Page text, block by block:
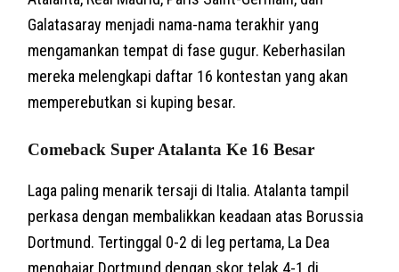
Galatasaray menjadi nama-nama terakhir yang
mengamankan tempat di fase gugur. Keberhasilan
mereka melengkapi daftar 16 kontestan yang akan
memperebutkan si kuping besar.
Comeback Super Atalanta Ke 16 Besar
Laga paling menarik tersaji di Italia. Atalanta tampil
perkasa dengan membalikkan keadaan atas Borussia
Dortmund. Tertinggal 0-2 di leg pertama, La Dea
menghajar Dortmund dengan skor telak 4-1 di